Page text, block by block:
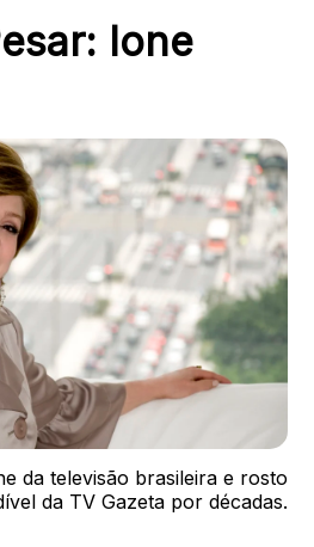
Ione
da televisão brasileira e rosto
da TV Gazeta por décadas.